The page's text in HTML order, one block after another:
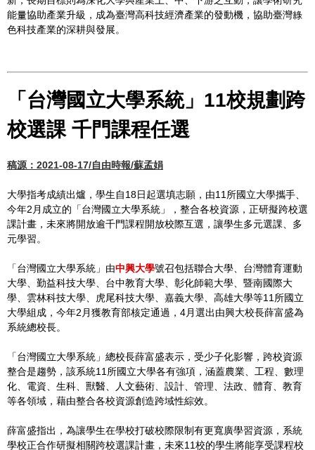
能量協助產業升級，成為臺灣高科技經濟產業的發動機，協助臺灣綠
色科技產業的深耕與發展。
「台灣國立大學系統」11校規劃跨
校選課 千門課程任選
稿源：2021-08-17/自由時報/蘇孟娟
大學指考成績出爐，學生自18日起選填志願，由11所國立大學攜手、
今年2月成立的「台灣國立大學系統」，整合各校資源，正研擬跨校選
課計畫，未來將開放逾千門課程開放校際互選，讓學生多元選課、多
元學習。
「台灣國立大學系統」由中興大學號召包括聯合大學、台灣體育運動
大學、勤益科技大學、台中教育大學、彰化師範大學、暨南國際大
學、雲林科技大學、虎尾科技大學、嘉義大學、高雄大學等11所國立
大學組成，今年2月獲教育部核定通過，4月選出由興大校長薛富盛為
系統總校長。
「台灣國立大學系統」總校長薛富盛表示，受少子化影響，跨校資源
整合是趨勢，該系統11所國立大學各有強項，涵蓋農業、工程、數理
化、電資、生科、獸醫、人文藝術、設計、管理、法政、體育、教育
等各領域，藉由整合各校資源創造跨域性綜效。
薛富盛指出，為讓學生在學校打破校際限制有更寬廣學習資源，系統
學校正合作研擬相關跨校選課計畫，未來11校的學生將能享受課程校